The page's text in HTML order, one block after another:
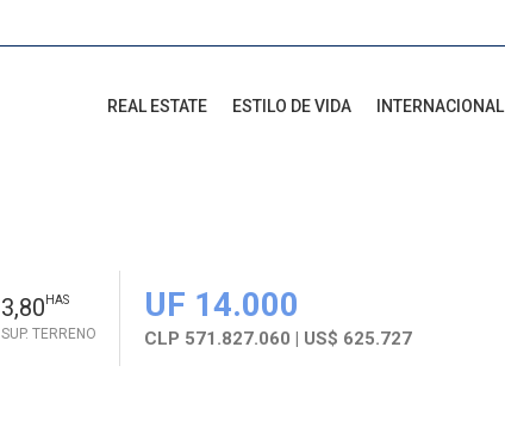
REAL ESTATE ESTILO DE VIDA INTERNACIONAL
3,80 HAS
SUP. TERRENO
UF 14.000
CLP 571.827.060 | US$ 625.727